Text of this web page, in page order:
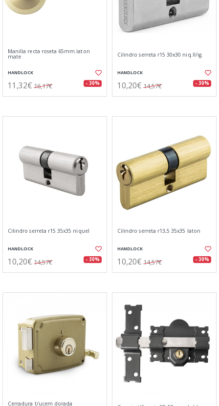
Manilla recta roseta 65mm.laton
mate
HANDLOCK
11,32€ 16,17€ - 30%
Cilindro serreta r15 30x30 niq.ll/ig.
HANDLOCK
10,20€ 14,57€ - 30%
Cilindro serreta r15 35x35 niquel
HANDLOCK
10,20€ 14,57€ - 30%
Cilindro serreta r13,5 35x35 laton
HANDLOCK
10,20€ 14,57€ - 30%
Cerradura t/ucem dorada